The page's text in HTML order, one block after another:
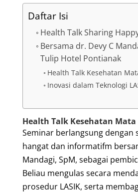
Daftar Isi
Health Talk Sharing
Bersama dr. Devy C
Tulip Hotel Pontianak
Health Talk Kesehatan
Inovasi dalam Teknologi
Health Talk Kesehatan Mata
Seminar berlangsung dengan
hangat dan informatifm
Mandagi, SpM, sebagai
Beliau mengulas secara
prosedur LASIK, serta